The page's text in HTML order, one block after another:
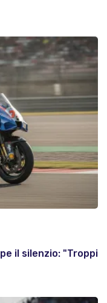
il silenzio: "Troppi